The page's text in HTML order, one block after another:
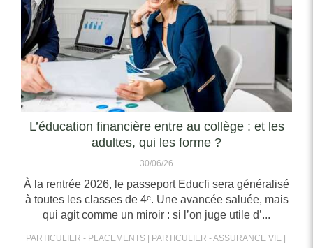
L’éducation financière entre au collège : et les
adultes, qui les forme ?
30/06/26
À la rentrée 2026, le passeport Educfi sera généralisé
à toutes les classes de 4ᵉ. Une avancée saluée, mais
qui agit comme un miroir : si l’on juge utile d’...
PARTICULIER - PLACEMENTS
PARTICULIER - ASSURANCE VIE